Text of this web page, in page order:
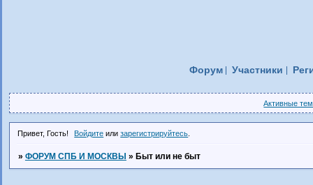
Форум Участники
Активные
Привет, Гость! Войдите илизарегистрируйтесь
» ФОРУМ СПБ И МОСКВЫ » Быт или не быт